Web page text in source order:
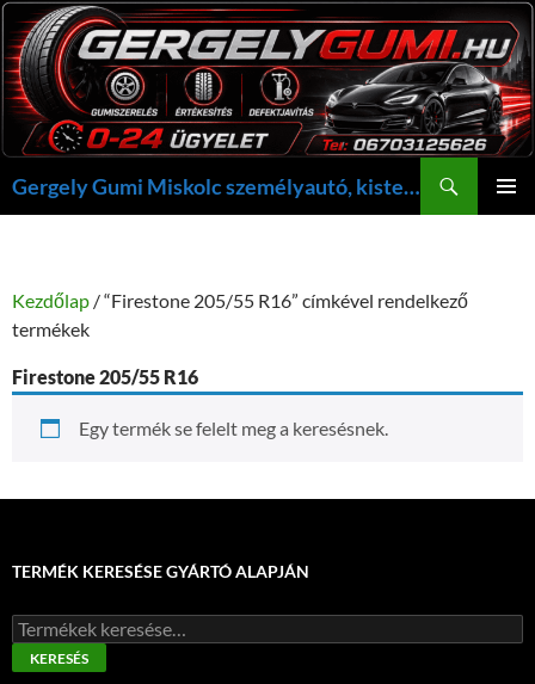
Kilépés
a
tartalomba
Gergely Gumi Miskolc személyautó, kisteherautó gumi szerelés javítás +36703125626 NON-STOP ügyelet, gergelygumi@gergelygumi.hu
Kezdőlap / “Firestone 205/55 R16” címkével rendelkező
termékek
Firestone 205/55 R16
Egy termék se felelt meg a keresésnek.
TERMÉK KERESÉSE GYÁRTÓ ALAPJÁN
Keresés
a
következőre:
KERESÉS